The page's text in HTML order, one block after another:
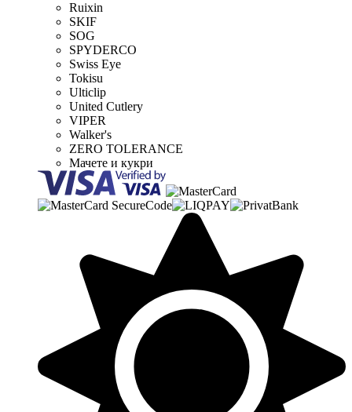
Ruixin
SKIF
SOG
SPYDERCO
Swiss Eye
Tokisu
Ulticlip
United Cutlery
VIPER
Walker's
ZERO TOLERANCE
Мачете и кукри